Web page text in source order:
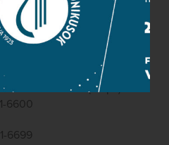
Marcell u. 1. (Müpa)
6600
6699